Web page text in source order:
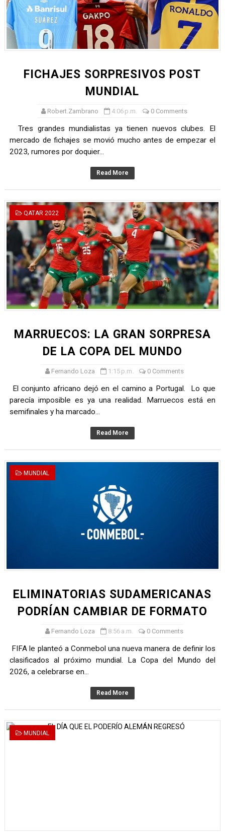
FICHAJES SORPRESIVOS POST
MUNDIAL
Robert.Zambrano 4:06 p.m. 0 Comments
Tres grandes mundialistas ya tienen nuevos clubes. El
mercado de fichajes se movió mucho antes de empezar el
2023, rumores por doquier...
Read More
QATAR 2022
MARRUECOS: LA GRAN SORPRESA
DE LA COPA DEL MUNDO
Fernando Loza 1:15 p.m. 0 Comments
El conjunto africano dejó en el camino a Portugal. Lo que
parecía imposible es ya una realidad. Marruecos está en
semifinales y ha marcado...
Read More
MUNDIAL
ELIMINATORIAS SUDAMERICANAS
PODRÍAN CAMBIAR DE FORMATO
Fernando Loza 8:56 a.m. 0 Comments
FIFA le planteó a Conmebol una nueva manera de definir los
clasificados al próximo mundial. La Copa del Mundo del
2026, a celebrarse en...
Read More
MUNDIAL